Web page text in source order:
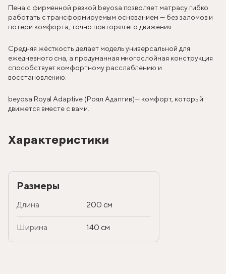
Пена с фирменной резкой beyosa позволяет матрасу гибко
работать с трансформируемым основанием — без заломов и
потери комфорта, точно повторяя его движения.
Средняя жёсткость делает модель универсальной для
ежедневного сна, а продуманная многослойная конструкция
способствует комфортному расслаблению и
восстановлению.
beyosa Royal Adaptive (Роял Адаптив)— комфорт, который
движется вместе с вами.
Характеристики
Размеры
Длина 200 см
Ширина 140 см